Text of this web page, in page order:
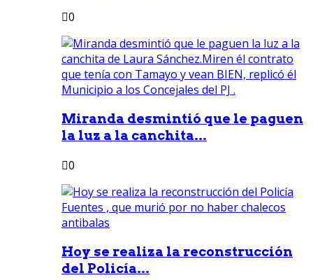
0
Miranda desmintió que le paguen
la luz a la canchita...
0
Hoy se realiza la reconstrucción
del Policía...